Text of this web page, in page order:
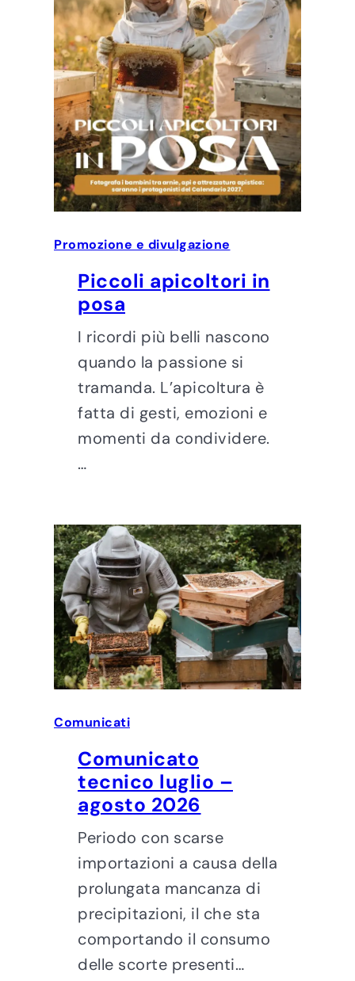
Promozione e divulgazione
Piccoli apicoltori in
posa
I ricordi più belli nascono
quando la passione si
tramanda. L’apicoltura è
fatta di gesti, emozioni e
momenti da condividere.
…
Comunicati
Comunicato
tecnico luglio –
agosto 2026
Periodo con scarse
importazioni a causa della
prolungata mancanza di
precipitazioni, il che sta
comportando il consumo
delle scorte presenti…